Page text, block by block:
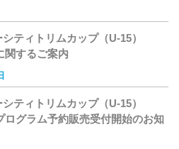
ティトリムカップ（U-15）
するご案内
ティトリムカップ（U-15）
グラム予約販売受付開始のお知